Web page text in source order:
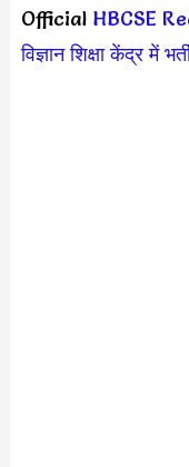
Official HBCSE
विज्ञान शिक्षा केंद्र में